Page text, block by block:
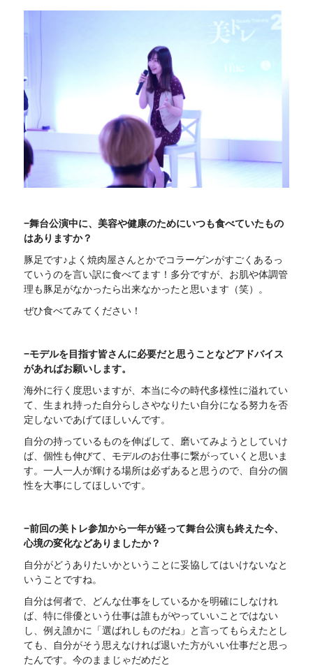
−舞台公演中に、美容や健康のためにいつも食べていたもの
はありますか？
豚足です♪よく焼肉屋さんとかでコラーゲンがすごくあるっ
ていうのを言い訳に食べてます！多分ですが、お肌や体調管
理も豚足がなかったら出来なかったと思います（笑）。
ぜひ食べてみてください！
−モデルを目指す皆さんに必要だと思うことなどアドバイス
があればお願いします。
海外に行く度思いますが、本当に今の時代多様性に溢れてい
て、生まれ持った自分らしさやなりたい自分になる努力を否
定しないであげてほしいんです。
自分の持っているものを伸ばして、磨いてみようとしていけ
ば、個性も伸びて、モデルのお仕事に繋がっていくと思いま
す。一人一人が輝ける場所は必ずあると思うので、自分の個
性を大事にしてほしいです。
−前回の美トレ参加から一年が経って舞台公演も終えた今、
心境の変化などありましたか？
自分がどうありたいかということに妥協してはいけないなと
いうことですね。
自分は何者で、どんな仕事をしているかを明確にしなけれ
ば、特に俳優という仕事は誰もがやっていいことではない
し、例え誰かに「選ばれしものだね」と言ってもらえたとし
ても、自分がそう思えなければ退いた方がいい仕事だと思っ
たんです。今のままじゃだめだと